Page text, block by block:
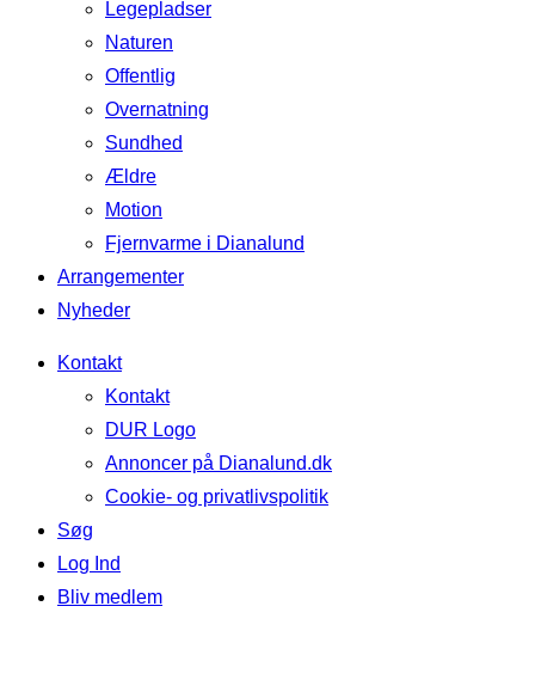
Legepladser
Naturen
Offentlig
Overnatning
Sundhed
Ældre
Motion
Fjernvarme i Dianalund
Arrangementer
Nyheder
Kontakt
Kontakt
DUR Logo
Annoncer på Dianalund.dk
Cookie- og privatlivspolitik
Søg
Log Ind
Bliv medlem